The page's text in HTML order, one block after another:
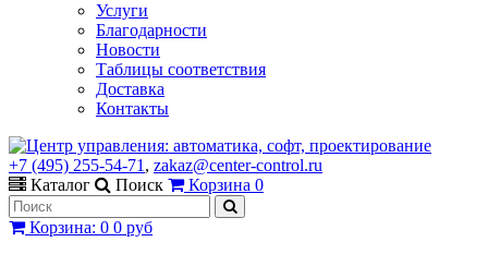
Услуги
Благодарности
Новости
Таблицы соответствия
Доставка
Контакты
+7 (495) 255-54-71 , zakaz@center-control.ru
Каталог
Поиск Корзина 0
Корзина: 0 0 руб